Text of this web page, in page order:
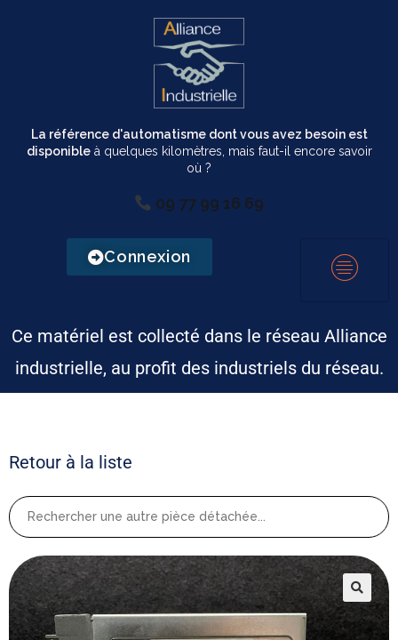
La référence d'automatisme dont vous avez besoin est
disponibleà quelques kilomètres, mais faut-il encore savoir
où ?
09 77 99 16 69
Connexion
Ce matériel est collecté dans le réseau Alliance
industrielle, au profit des industriels du réseau.
Retour à la liste